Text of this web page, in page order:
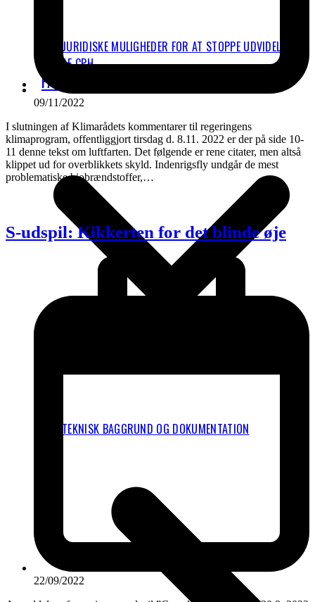
JURIDISKE MULIGHEDER FOR AT STOPPE UDVIDELSEN
AF CPH
FAKTA
TEKNISK BAGGRUND OG DOKUMENTATION
09/11/2022
I slutningen af Klimarådets kommentarer til regeringens
klimaprogram, offentliggjort tirsdag d. 8.11. 2022 er der på side 10-
11 denne tekst om luftfarten. Det følgende er rene citater, men altså
klippet ud for overblikkets skyld. Indenrigsfly undgår de mest
problematiske biobrændstoffer,…
S-udspil: Kikkerten for det blinde øje
22/09/2022